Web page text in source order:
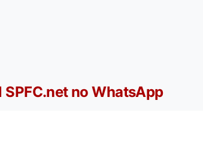
SPFC.net no WhatsApp